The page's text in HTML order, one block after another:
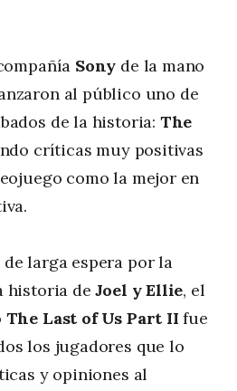
Sony de la mano
al público uno de
de la historia: The
críticas muy positivas
como la mejor en
de larga espera por la
historia deJoel y Ellie, el
The Last of Us Part IIfue
los jugadores que lo
y opiniones al